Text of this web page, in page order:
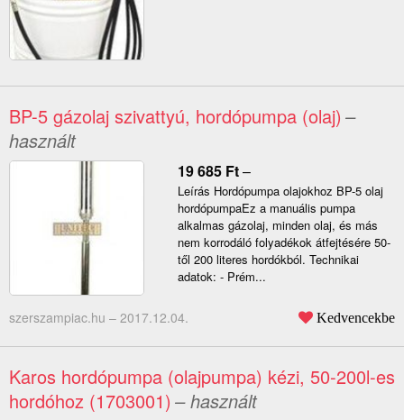
BP-5 gázolaj szivattyú, hordópumpa (olaj) –
használt
19 685 Ft–
Leírás Hordópumpa olajokhoz BP-5 olaj
hordópumpaEz a manuális pumpa
alkalmas gázolaj, minden olaj, és más
nem korrodáló folyadékok átfejtésére 50-
től 200 literes hordókból. Technikai
adatok: - Prém...
szerszampiac.hu – 2017.12.04. Kedvencekbe
Karos hordópumpa (olajpumpa) kézi, 50-200l-es
hordóhoz (1703001) – használt